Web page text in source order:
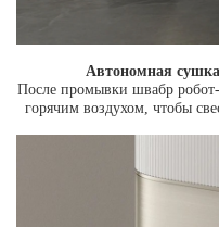
Автономная
После промывки швабр
горячим воздухом, чтобы